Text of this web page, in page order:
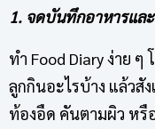
1. จดบันทึกอาหารแล
ทำ Food Diary ง่าย
ลูกกินอะไรบ้าง แล้วสั
ท้องอืด คันตามผิว หรื